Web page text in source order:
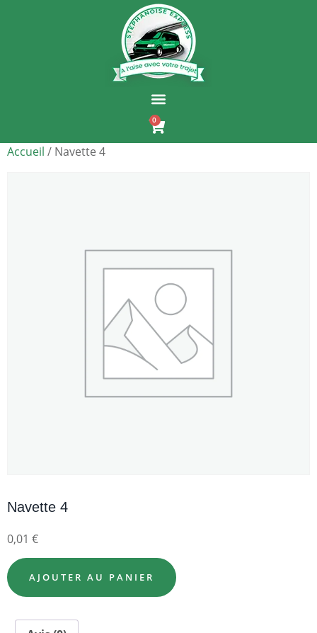
0
Accueil / Navette 4
Navette 4
0,01 €
AJOUTER AU PANIER